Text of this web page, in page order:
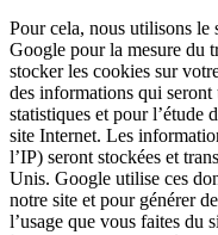
Pour cela, nous utilisons
Google pour la mesure du
stocker les cookies sur
des informations qui
statistiques et pour l’étude
site Internet. Les
l’IP) seront stockées et
Unis. Google utilise ces
notre site et pour générer
l’usage que vous faites du